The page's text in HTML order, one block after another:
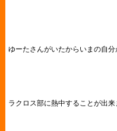
ゆーたさんがいたからいまの自分
ラクロス部に熱中することが出来